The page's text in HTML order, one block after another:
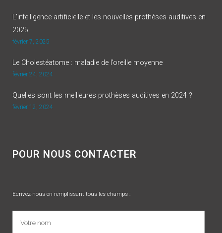
L’intelligence artificielle et les nouvelles prothèses auditives en
2025
février 7, 2025
Le Cholestéatome : maladie de l’oreille moyenne
février 24, 2024
Quelles sont les meilleures prothèses auditives en 2024 ?
février 12, 2024
POUR NOUS CONTACTER
Ecrivez-nous en remplissant tous les champs :